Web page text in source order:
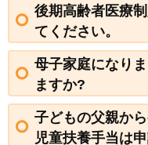
後期高齢者医療
てください。
母子家庭になり
ますか?
子どもの父親か
児童扶養手当は